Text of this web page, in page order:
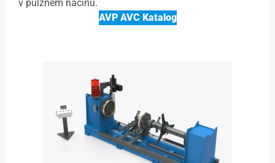
v pulznem načinu.
AVP AVC Katalog